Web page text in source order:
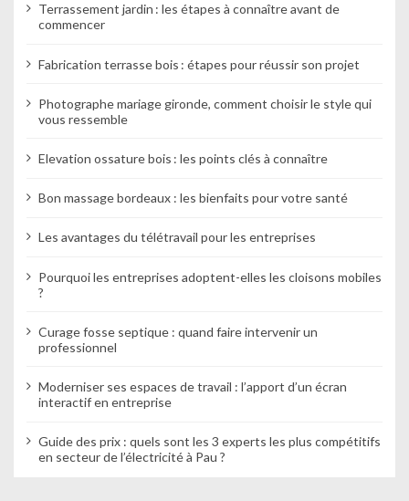
Terrassement jardin : les étapes à connaître avant de
commencer
Fabrication terrasse bois : étapes pour réussir son projet
Photographe mariage gironde, comment choisir le style qui
vous ressemble
Elevation ossature bois : les points clés à connaître
Bon massage bordeaux : les bienfaits pour votre santé
Les avantages du télétravail pour les entreprises
Pourquoi les entreprises adoptent-elles les cloisons mobiles
?
Curage fosse septique : quand faire intervenir un
professionnel
Moderniser ses espaces de travail : l’apport d’un écran
interactif en entreprise
Guide des prix : quels sont les 3 experts les plus compétitifs
en secteur de l’électricité à Pau ?